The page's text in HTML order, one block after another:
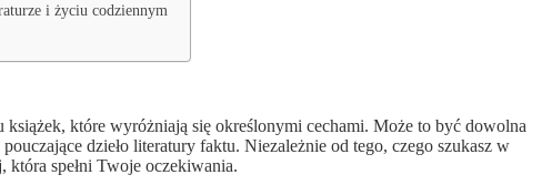
i życiu codziennym
które wyróżniają się określonymi cechami. Może to być dowolna
dzieło literatury faktu. Niezależnie od tego, czego szukasz w
która spełni Twoje oczekiwania.